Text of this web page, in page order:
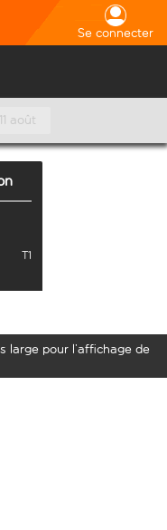
Se connecter
11 août
T1
large pour l’affichage de